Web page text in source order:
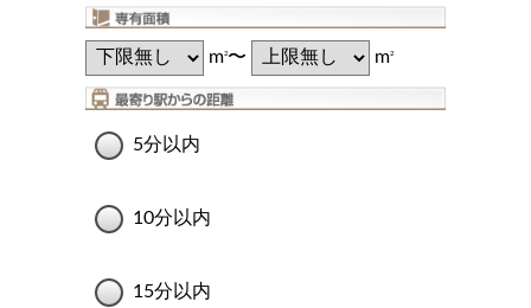
m2〜 m2
5分以内
10分以内
15分以内